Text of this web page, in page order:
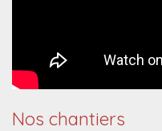
Nos chantiers